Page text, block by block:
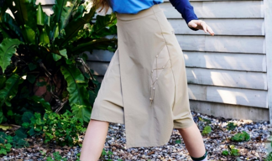
【注意事項】
１．透過由恩沛科技股份有限公司提供之「AFTEE先享後付」服務完成之交
易，需依本服務之必要範圍內提供個人資料，並將交易相關給付款項請求債
權轉讓予恩沛科技股份有限公司。
２．關於個人資料處理事宜，請瀏覽以下網址：
https://aftee.tw/terms/#terms3
３．未成年的使用者請事先徵得法定代理人或監護人之同意方可使用
「AFTEE先享後付」，若未經同意申辦者引起之損失，本公司不負相關責
任。
４．使用「AFTEE先享後付」時，將依據個別帳號之用戶狀況，依本公司即
時審查核予不同之上限額度；若仍有額度不足之情形，本公司將視審查結果
請求用戶進行身份認證。
５．嚴禁一人註冊多個帳號或使用他人資訊註冊。若發現惡意使用之情形，
恩沛科技股份有限公司將有權停止該用戶之使用額度並採取法律行動。
付款後7-11取貨
每筆NT$120，滿NT$2,500(含以上)免運費
宅配
每筆NT$120，滿NT$2,500(含以上)免運費
宅配離島
每筆NT$120，滿NT$2,500(含以上)免運費
付款後門市自取
免運費